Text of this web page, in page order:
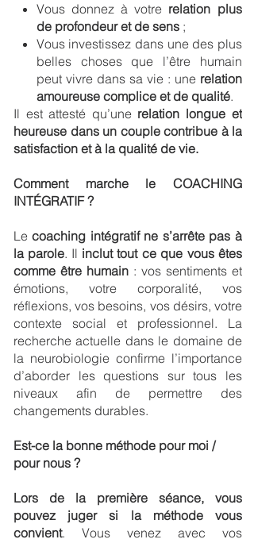
Vous donnez à votre relation plus
de profondeur et de sens;
Vous investissez dans une des plus
belles choses que l’être humain
peut vivre dans sa vie : unerelation
amoureuse complice et de qualité.
Il est attesté qu’une relation longue et
heureuse dans un couple contribue à la
satisfaction et à la qualité de vie.
Comment marche le COACHING
INTÉGRATIF ?
Le coaching intégratif ne s’arrête pas à
la parole. Il inclut tout ce que vous êtes
comme être humain : vos sentiments et
émotions, votre corporalité, vos
réflexions, vos besoins, vos désirs, votre
contexte social et professionnel. La
recherche actuelle dans le domaine de
la neurobiologie confirme l’importance
d’aborder les questions sur tous les
niveaux afin de permettre des
changements durables.
Est-ce la bonne méthode pour moi /
pour nous ?
Lors de la première séance, vous
pouvez juger si la méthode vous
convient. Vous venez avec vos